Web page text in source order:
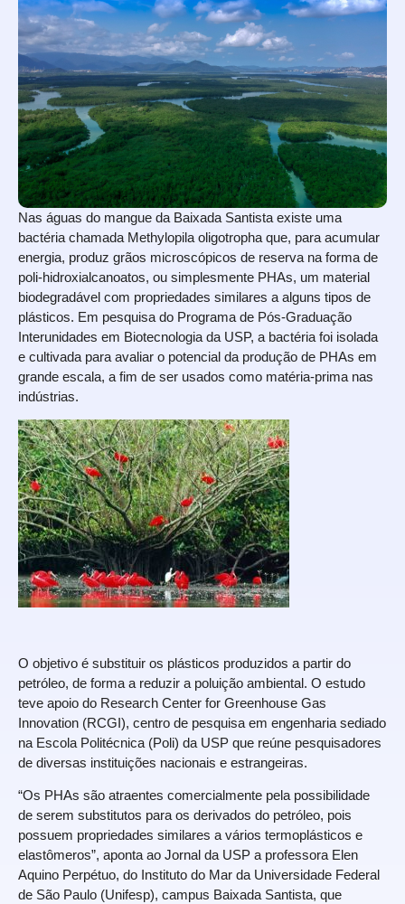
Nas águas do mangue da Baixada Santista existe uma
bactéria chamada Methylopila oligotropha que, para acumular
energia, produz grãos microscópicos de reserva na forma de
poli-hidroxialcanoatos, ou simplesmente PHAs, um material
biodegradável com propriedades similares a alguns tipos de
plásticos. Em pesquisa do Programa de Pós-Graduação
Interunidades em Biotecnologia da USP, a bactéria foi isolada
e cultivada para avaliar o potencial da produção de PHAs em
grande escala, a fim de ser usados como matéria-prima nas
indústrias.
O objetivo é substituir os plásticos produzidos a partir do
petróleo, de forma a reduzir a poluição ambiental. O estudo
teve apoio do Research Center for Greenhouse Gas
Innovation (RCGI), centro de pesquisa em engenharia sediado
na Escola Politécnica (Poli) da USP que reúne pesquisadores
de diversas instituições nacionais e estrangeiras.
“Os PHAs são atraentes comercialmente pela possibilidade
de serem substitutos para os derivados do petróleo, pois
possuem propriedades similares a vários termoplásticos e
elastômeros”, aponta ao Jornal da USP a professora Elen
Aquino Perpétuo, do Instituto do Mar da Universidade Federal
de São Paulo (Unifesp), campus Baixada Santista, que